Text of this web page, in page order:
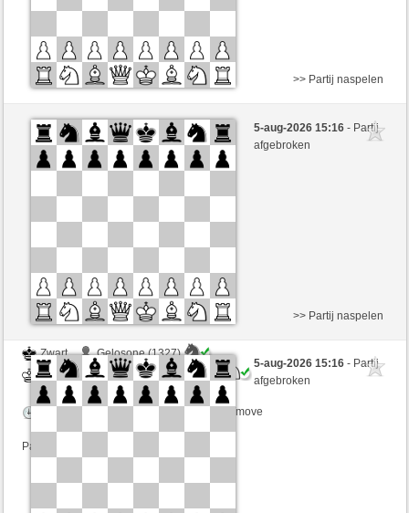
Zwart
goaway (1282)
Wit
mnauerATgmxCH (1352)
>> Partij naspelen
5-aug-2026 15:16- Partij
afgebroken
Zwart
Gelosone (1327)
Wit
mnauerATgmxCH (1352)
Speelduur: 3 minutes/side + 2 seconds/move
Partij telt mee voor de ranglijst
>> Partij naspelen
5-aug-2026 15:16- Partij
afgebroken